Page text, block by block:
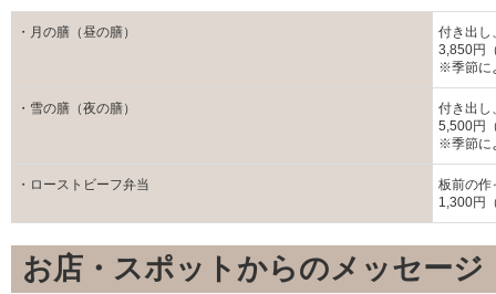
・月の膳（昼の膳）
付き出し
3,850円
※季節に
・雪の膳（夜の膳）
付き出し
5,500円
※季節に
・ローストビーフ弁当
板前の作
1,300円
お店・スポットからのメッセージ